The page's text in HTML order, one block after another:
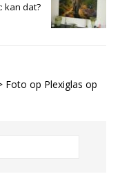
kan dat?
Foto op Plexiglas op